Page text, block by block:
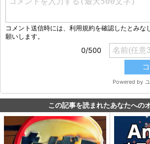
この記事を読まれたあなたへの